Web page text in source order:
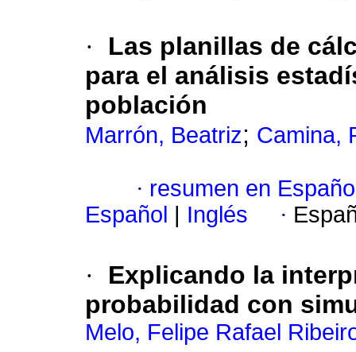
·
Las planillas de
para el análisis
población
Marrón, Beatriz; Camina,
· resumen en
Español
Inglés ·
·
Explicando la
probabilidad con
Melo, Felipe Rafael